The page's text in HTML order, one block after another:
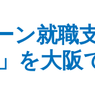
ン就職
を大阪